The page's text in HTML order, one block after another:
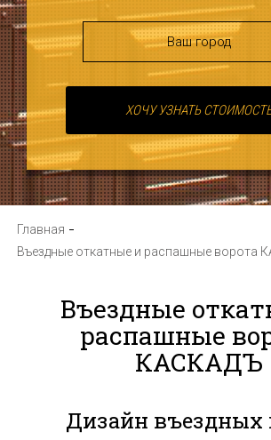
ХОЧУ УЗНАТЬ
Главная
Въездные откатные и распашные ворота
Въездные
распашные
КАСКАДЪ
Дизайн въездных